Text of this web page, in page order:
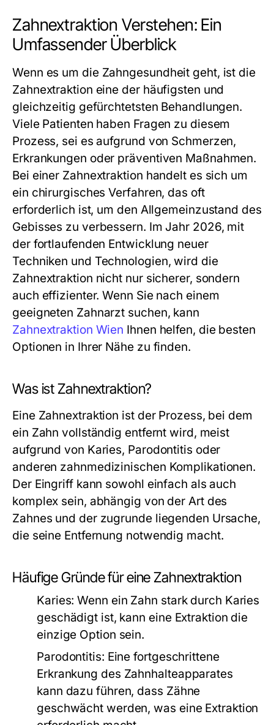
Zahnextraktion Verstehen: Ein
Umfassender Überblick
Wenn es um die Zahngesundheit geht, ist die
Zahnextraktion eine der häufigsten und
gleichzeitig gefürchtetsten Behandlungen.
Viele Patienten haben Fragen zu diesem
Prozess, sei es aufgrund von Schmerzen,
Erkrankungen oder präventiven Maßnahmen.
Bei einer Zahnextraktion handelt es sich um
ein chirurgisches Verfahren, das oft
erforderlich ist, um den Allgemeinzustand des
Gebisses zu verbessern. Im Jahr 2026, mit
der fortlaufenden Entwicklung neuer
Techniken und Technologien, wird die
Zahnextraktion nicht nur sicherer, sondern
auch effizienter. Wenn Sie nach einem
geeigneten Zahnarzt suchen, kann
Zahnextraktion Wien Ihnen helfen, die besten
Optionen in Ihrer Nähe zu finden.
Was ist Zahnextraktion?
Eine Zahnextraktion ist der Prozess, bei dem
ein Zahn vollständig entfernt wird, meist
aufgrund von Karies, Parodontitis oder
anderen zahnmedizinischen Komplikationen.
Der Eingriff kann sowohl einfach als auch
komplex sein, abhängig von der Art des
Zahnes und der zugrunde liegenden Ursache,
die seine Entfernung notwendig macht.
Häufige Gründe für eine Zahnextraktion
Karies: Wenn ein Zahn stark durch Karies
geschädigt ist, kann eine Extraktion die
einzige Option sein.
Parodontitis: Eine fortgeschrittene
Erkrankung des Zahnhalteapparates
kann dazu führen, dass Zähne
geschwächt werden, was eine Extraktion